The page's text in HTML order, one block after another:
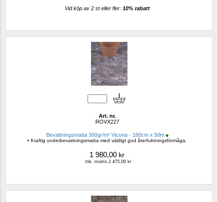
Vid köp av 2 st eller fler: 10% rabatt
Art. nr.
ROVX227
Bevattningsmatta 300gr/m² Vicona - 180cm x 50m
• Kraftig underbevattningsmatta med väldigt god återfuktningsförmåga.
1 980,00 kr
Ink. moms.2 475,00 kr